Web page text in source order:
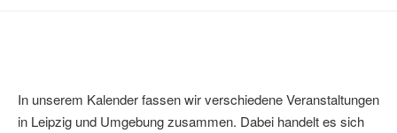
In unserem Kalender fassen wir verschiedene Veranstaltungen
in Leipzig und Umgebung zusammen. Dabei handelt es sich